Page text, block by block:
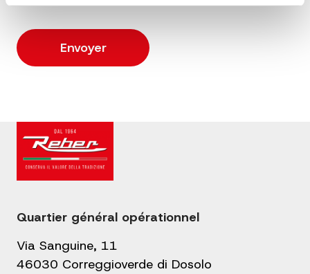
Quartier général opérationnel
Via Sanguine, 11
46030 Correggioverde di Dosolo